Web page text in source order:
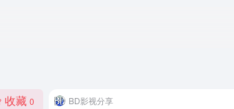
收藏 0 BD影视分享